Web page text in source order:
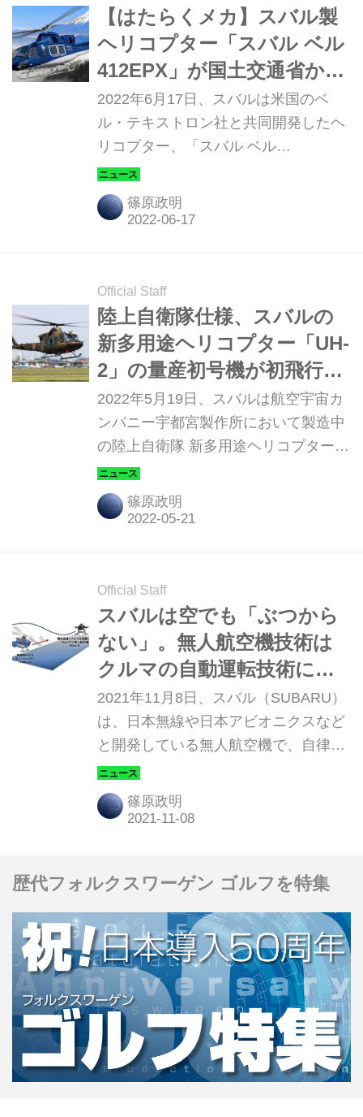
【はたらくメカ】スバル製
ヘリコプター「スバル ベル
412EPX」が国土交通省から
受注。災害時の強い味方
2022年6月17日、スバルは米国のベ
ル・テキストロン社と共同開発したヘ
リコプター、「スバル ベル
（SUBARU BELL）412EPX」を、国
土交通省 中部地方整備局から受注し
た。納入は2024年を予定している。
篠原政明
Official Staff
陸上自衛隊仕様、スバルの
新多用途ヘリコプター「UH-
2」の量産初号機が初飛行を
実施
2022年5月19日、スバルは航空宇宙カ
ンパニー宇都宮製作所において製造中
の陸上自衛隊 新多用途ヘリコプター
「UH-2」量産初号機の初飛行を実施し
た。
篠原政明
Official Staff
スバルは空でも「ぶつから
ない」。無人航空機技術は
クルマの自動運転技術につ
ながっているのか
2021年11月8日、スバル（SUBARU）
は、日本無線や日本アビオニクスなど
と開発している無人航空機で、自律的
な衝突回避試験を実運用速度域である
相対速度200km／hで実施し、世界で
初めて成功したと発表した。
篠原政明
歴代フォルクスワーゲン ゴルフを特集